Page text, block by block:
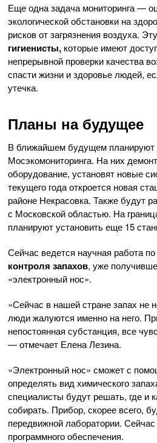
Еще одна задача мониторинга —
экологической обстановки на
рисков от загрязнения воздуха.
гигиенисты, которые имеют
непрерывной проверки качества
спасти жизни и здоровье людей,
утечка.
Планы на будущее
В ближайшем будущем планируют
Мосэкомониторинга. На них
оборудование, установят новые
текущего года откроется новая
районе Некрасовка. Также будут
с Московской областью. На
планируют установить еще 15
Сейчас ведется научная работа
контроля запахов, уже
«электронный нос».
«Сейчас в нашей стране запах не
люди жалуются именно на него.
непостоянная субстанция, все
— отмечает Елена Лезина.
«Электронный нос» сможет с
определять вид химического
специалисты будут решать, где и
собирать. Прибор, скорее всего,
передвижной лаборатории. Сейчас
программного обеспечения.